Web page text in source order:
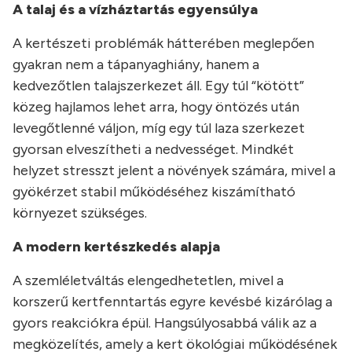
A talaj és a vízháztartás egyensúlya
A kertészeti problémák hátterében meglepően
gyakran nem a tápanyaghiány, hanem a
kedvezőtlen talajszerkezet áll. Egy túl “kötött”
közeg hajlamos lehet arra, hogy öntözés után
levegőtlenné váljon, míg egy túl laza szerkezet
gyorsan elveszítheti a nedvességet. Mindkét
helyzet stresszt jelent a növények számára, mivel a
gyökérzet stabil működéséhez kiszámítható
környezet szükséges.
A modern kertészkedés alapja
A szemléletváltás elengedhetetlen, mivel a
korszerű kertfenntartás egyre kevésbé kizárólag a
gyors reakciókra épül. Hangsúlyosabbá válik az a
megközelítés, amely a kert ökológiai működésének